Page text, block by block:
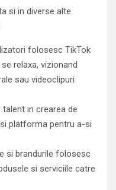
si in diverse alte
folosesc TikTok
relaxa, vizionand
sau videoclipuri
in crearea de
platforma pentru a-si
si brandurile folosesc
si serviciile catre